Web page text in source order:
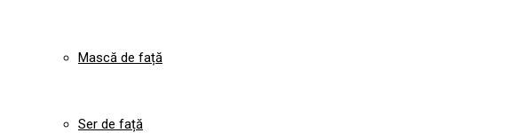
Mască de față
Ser de față